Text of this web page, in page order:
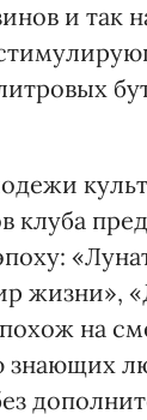
и так
клуба
жизни»,
на